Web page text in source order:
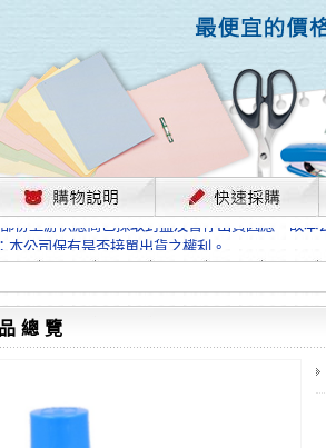
份上游供應商已採取封盤及暫停出貨因應，故
公司保有是否接單出貨之權利。
跟客服人員確認最新單價！
本公司保有是否接單出貨之權利。
服人員跟您確認訂單無誤時再行匯款，避免後緒
本公司保有是否接單出貨之權利。
份上游供應商已採取封盤及暫停出貨因應，故
公司保有是否接單出貨之權利。
跟客服人員確認最新單價！
本公司保有是否接單出貨之權利。
服人員跟您確認訂單無誤時再行匯款，避免後緒
總覽